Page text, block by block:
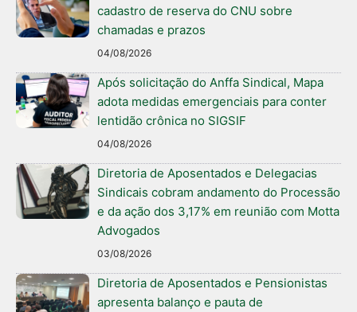
cadastro de reserva do CNU sobre
chamadas e prazos
04/08/2026
Após solicitação do Anffa Sindical, Mapa
adota medidas emergenciais para conter
lentidão crônica no SIGSIF
04/08/2026
Diretoria de Aposentados e Delegacias
Sindicais cobram andamento do Processão
e da ação dos 3,17% em reunião com Motta
Advogados
03/08/2026
Diretoria de Aposentados e Pensionistas
apresenta balanço e pauta de